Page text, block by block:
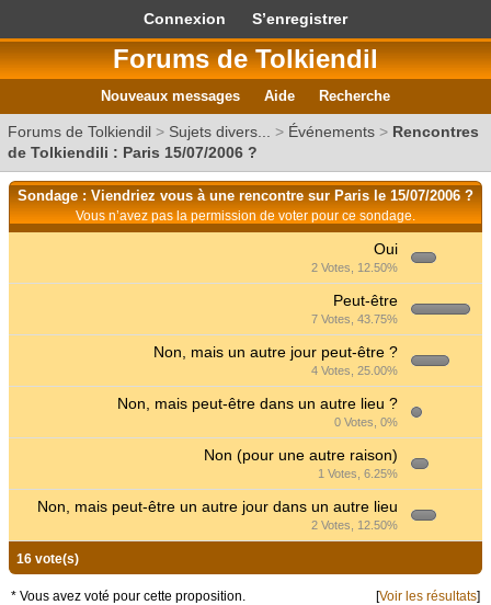
Connexion S’enregistrer
Forums de Tolkiendil
Nouveaux messages Aide Recherche
Forums de Tolkiendil > Sujets divers... > Événements > Rencontres
de Tolkiendili : Paris 15/07/2006 ?
Sondage : Viendriez vous à une rencontre sur Paris le 15/07/2006 ?
Vous n’avez pas la permission de voter pour ce sondage.
Oui
2 Votes, 12.50%
Peut-être
7 Votes, 43.75%
Non, mais un autre jour peut-être ?
4 Votes, 25.00%
Non, mais peut-être dans un autre lieu ?
0 Votes, 0%
Non (pour une autre raison)
1 Votes, 6.25%
Non, mais peut-être un autre jour dans un autre lieu
2 Votes, 12.50%
16 vote(s)
* Vous avez voté pour cette proposition. [Voir les résultats]